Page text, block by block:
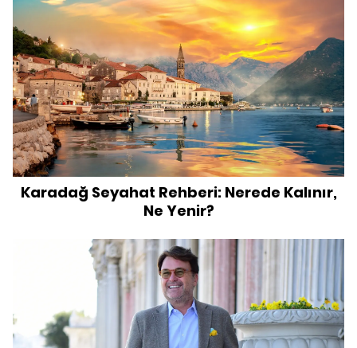
Karadağ Seyahat Rehberi: Nerede Kalınır,
Ne Yenir?